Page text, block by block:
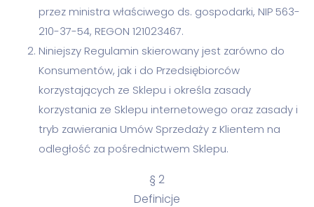
przez ministra właściwego ds. gospodarki, NIP 563-
210-37-54, REGON 121023467.
Niniejszy Regulamin skierowany jest zarówno do
Konsumentów, jak i do Przedsiębiorców
korzystających ze Sklepu i określa zasady
korzystania ze Sklepu internetowego oraz zasady i
tryb zawierania Umów Sprzedaży z Klientem na
odległość za pośrednictwem Sklepu.
§ 2
Definicje